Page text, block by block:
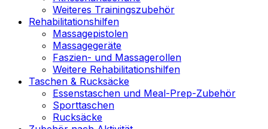
Weiteres Trainingszubehör
Rehabilitationshilfen
Massagepistolen
Massagegeräte
Faszien- und Massagerollen
Weitere Rehabilitationshilfen
Taschen & Rucksäcke
Essenstaschen und Meal-Prep-Zubehör
Sporttaschen
Rucksäcke